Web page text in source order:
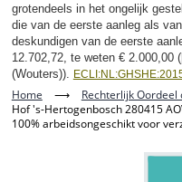
grotendeels in het ongelijk
die van de eerste aanleg als
deskundigen van de eerste
12.702,72, te weten € 2.000,00
(Wouters)).
Home ⟶ Rechterlijk
Hof 's-Hertogenbosch 280415
100% arbeidsongeschikt voor